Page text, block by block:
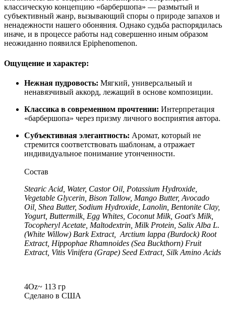
классическую концепцию «барбершопа» — размытый и
субъективный жанр, вызывающий споры о природе запахов и
ненадежности нашего обоняния. Однако судьба распорядилась
иначе, и в процессе работы над совершенно иным образом
неожиданно появился Epiphenomenon.
Ощущение и характер:
Нежная пудровость: Мягкий, универсальный и
ненавязчивый аккорд, лежащий в основе композиции.
Классика в современном прочтении: Интерпретация
«барбершопа» через призму личного восприятия автора.
Субъективная элегантность: Аромат, который не
стремится соответствовать шаблонам, а отражает
индивидуальное понимание утонченности.
Состав
Stearic Acid, Water, Castor Oil, Potassium Hydroxide,
Vegetable Glycerin, Bison Tallow, Mango Butter, Avocado
Oil, Shea Butter, Sodium Hydroxide, Lanolin, Bentonite Clay,
Yogurt, Buttermilk, Egg Whites, Coconut Milk, Goat's Milk,
Tocopheryl Acetate, Maltodextrin, Milk Protein, Salix Alba L.
(White Willow) Bark Extract, Arctium lappa (Burdock) Root
Extract, Hippophae Rhamnoides (Sea Buckthorn) Fruit
Extract, Vitis Vinifera (Grape) Seed Extract, Silk Amino Acids
4Oz~ 113 гр
Сделано в США